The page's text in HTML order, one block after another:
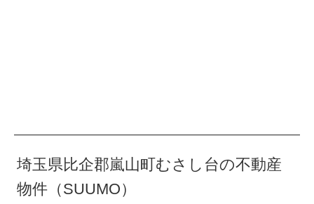
埼玉県比企郡嵐山町むさし台の不動産
物件（SUUMO）